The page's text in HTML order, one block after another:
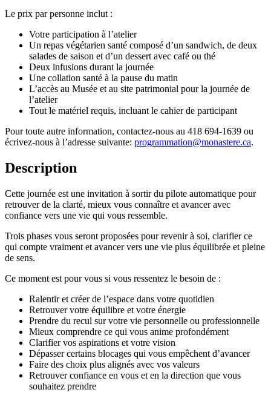
Le prix par personne inclut :
Votre participation à l’atelier
Un repas végétarien santé composé d’un sandwich, de deux
salades de saison et d’un dessert avec café ou thé
Deux infusions durant la journée
Une collation santé à la pause du matin
L’accès au Musée et au site patrimonial pour la journée de
l’atelier
Tout le matériel requis, incluant le cahier de participant
Pour toute autre information, contactez-nous au 418 694-1639 ou
écrivez-nous à l’adresse suivante: programmation@monastere.ca.
Description
Cette journée est une invitation à sortir du pilote automatique pour
retrouver de la clarté, mieux vous connaître et avancer avec
confiance vers une vie qui vous ressemble.
Trois phases vous seront proposées pour revenir à soi, clarifier ce
qui compte vraiment et avancer vers une vie plus équilibrée et pleine
de sens.
Ce moment est pour vous si vous ressentez le besoin de :
Ralentir et créer de l’espace dans votre quotidien
Retrouver votre équilibre et votre énergie
Prendre du recul sur votre vie personnelle ou professionnelle
Mieux comprendre ce qui vous anime profondément
Clarifier vos aspirations et votre vision
Dépasser certains blocages qui vous empêchent d’avancer
Faire des choix plus alignés avec vos valeurs
Retrouver confiance en vous et en la direction que vous
souhaitez prendre